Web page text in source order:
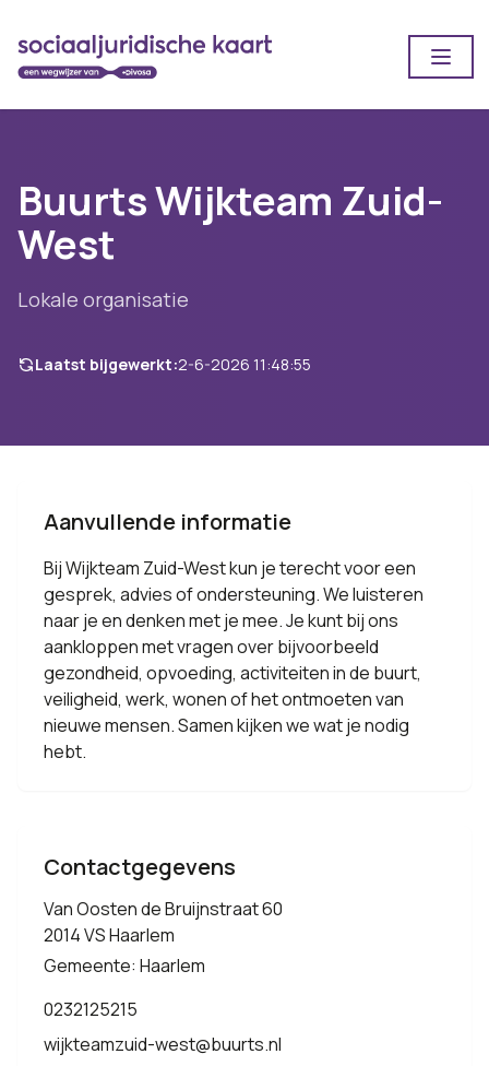
Buurts Wijkteam Zuid-
West
Lokale organisatie
Laatst bijgewerkt:2-6-2026 11:48:55
Aanvullende informatie
Bij Wijkteam Zuid-West kun je terecht voor een
gesprek, advies of ondersteuning. We luisteren
naar je en denken met je mee. Je kunt bij ons
aankloppen met vragen over bijvoorbeeld
gezondheid, opvoeding, activiteiten in de buurt,
veiligheid, werk, wonen of het ontmoeten van
nieuwe mensen. Samen kijken we wat je nodig
hebt.
Contactgegevens
Van Oosten de Bruijnstraat 60
2014 VS Haarlem
Gemeente: Haarlem
0232125215
wijkteamzuid-west@buurts.nl